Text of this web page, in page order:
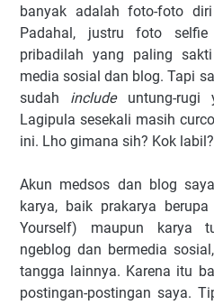
banyak adalah foto-foto
Padahal, justru foto
pribadilah yang paling
media sosial dan blog. Tapi
sudah includeuntung-rugi
Lagipula sesekali masih
ini. Lho gimana sih? Kok
Akun medsos dan blog
karya, baik prakarya
Yourself) maupun karya
ngeblog dan bermedia
tangga lainnya. Karena itu
postingan-postingan saya.